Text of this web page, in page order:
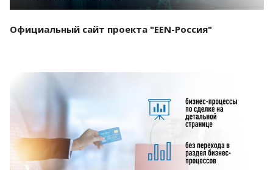
Официальный сайт проекта "EEN-Россия"